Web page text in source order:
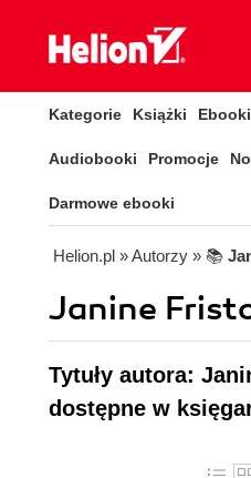
Kategorie Książki Ebooki
Audiobooki Promocje
Darmowe ebooki
Helion.pl » Autorzy » 📚
Janine
Tytuły autora:
dostępne w